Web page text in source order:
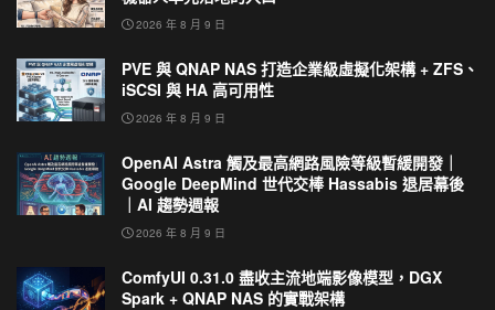
2026 年 8 月 9 日
PVE 與 QNAP NAS 打造企業級虛擬化架構 + ZFS、
iSCSI 與 HA 高可用性
2026 年 8 月 9 日
OpenAI Astra 觸及最高網路風險等級暫緩開發｜
Google DeepMind 世代交棒 Hassabis 退居幕後
｜AI 趨勢週報
2026 年 8 月 9 日
ComfyUI 0.31.0 盡收主流地端影像模型，DGX
Spark + QNAP NAS 的實戰架構